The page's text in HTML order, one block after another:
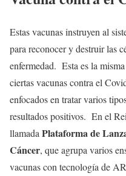
Estas vacunas instruyen al
para reconocer y destruir las
enfermedad. Esta es la
ciertas vacunas contra el
enfocados en tratar varios
resultados positivos. En el
llamada Plataforma de
Cáncer, que agrupa varios
vacunas con tecnología de